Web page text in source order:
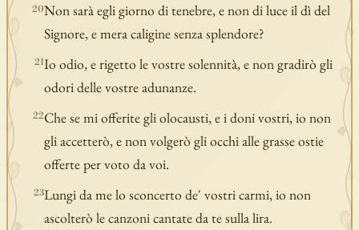
20Non sarà egli giorno di tenebre, e non di luce il dì del
Signore, e mera caligine senza splendore?
21Io odio, e rigetto le vostre solennità, e non gradirò gli
odori delle vostre adunanze.
22Che se mi offerite gli olocausti, e i doni vostri, io non
gli accetterò, e non volgerò gli occhi alle grasse ostie
offerte per voto da voi.
23Lungi da me lo sconcerto de' vostri carmi, io non
ascolterò le canzoni cantate da te sulla lira.